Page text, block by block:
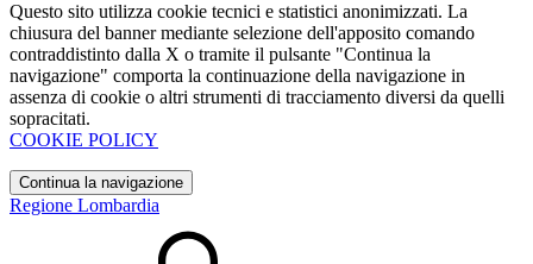
Questo sito utilizza cookie tecnici e statistici anonimizzati. La
chiusura del banner mediante selezione dell'apposito comando
contraddistinto dalla X o tramite il pulsante "Continua la
navigazione" comporta la continuazione della navigazione in
assenza di cookie o altri strumenti di tracciamento diversi da quelli
sopracitati.
COOKIE POLICY
Continua la navigazione
Regione Lombardia